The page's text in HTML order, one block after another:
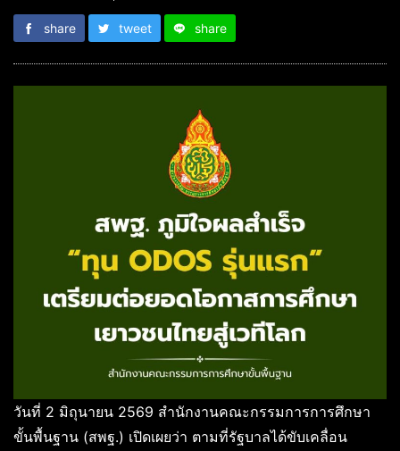
share tweet share
วันที่ 2 มิถุนายน 2569 สำนักงานคณะกรรมการการศึกษา
ขั้นพื้นฐาน (สพฐ.) เปิดเผยว่า ตามที่รัฐบาลได้ขับเคลื่อน